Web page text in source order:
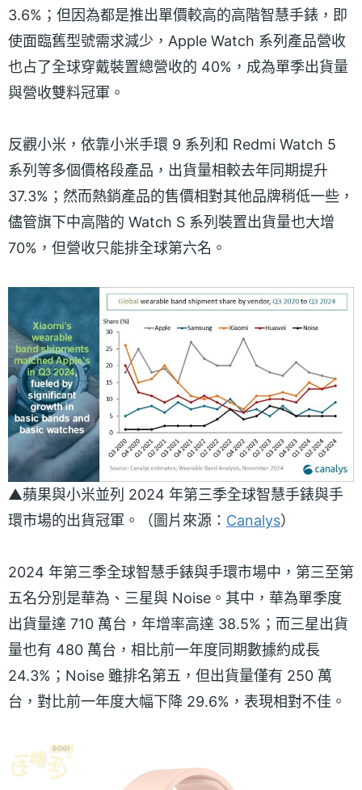
3.6%；但因為都是推出單價較高的高階智慧手錶，即
使面臨舊型號需求減少，Apple Watch 系列產品營收
也占了全球穿戴裝置總營收的 40%，成為單季出貨量
與營收雙料冠軍。
反觀小米，依靠小米手環 9 系列和 Redmi Watch 5
系列等多個價格段產品，出貨量相較去年同期提升
37.3%；然而熱銷產品的售價相對其他品牌稍低一些，
儘管旗下中高階的 Watch S 系列裝置出貨量也大增
70%，但營收只能排全球第六名。
▲蘋果與小米並列 2024 年第三季全球智慧手錶與手
環市場的出貨冠軍。（圖片來源： Canalys）
2024 年第三季全球智慧手錶與手環市場中，第三至第
五名分別是華為、三星與 Noise。其中，華為單季度
出貨量達 710 萬台，年增率高達 38.5%；而三星出貨
量也有 480 萬台，相比前一年度同期數據約成長
24.3%；Noise 雖排名第五，但出貨量僅有 250 萬
台，對比前一年度大幅下降 29.6%，表現相對不佳。